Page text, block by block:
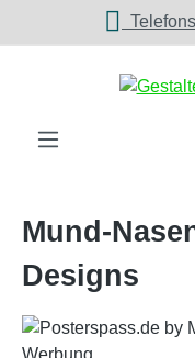
Zum Hauptinhalt
Mund-
Designs